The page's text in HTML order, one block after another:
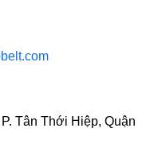
Tân Thới Hiệp, Quận